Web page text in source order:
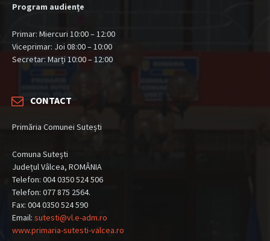
Program audiențe
Primar: Miercuri 10:00 – 12:00
Viceprimar: Joi 08:00 – 10:00
Secretar: Marți 10:00 – 12:00
CONTACT
Primăria Comunei Sutești
Comuna Sutești
Județul Vâlcea, ROMÂNIA
Telefon: 004 0350 524 506
Telefon: 077 875 2564.
Fax: 004 0350 524 590
Email: sutesti@vl.e-adm.ro
www.primaria-sutesti-valcea.ro